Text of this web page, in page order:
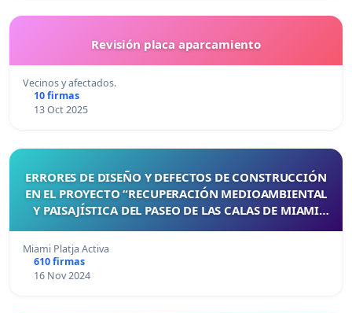
Revisión placa aparcamiento
Vecinos y afectados.
10 firmas
13 Oct 2025
ERRORES DE DISEÑO Y DEFECTOS DE CONSTRUCCIÓN
EN EL PROYECTO “RECUPERACIÓN MEDIOAMBIENTAL
Y PAISAJÍSTICA DEL PASEO DE LAS CALAS DE MIAMI
Miami Platja Activa
610 firmas
16 Nov 2024